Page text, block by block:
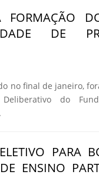
FORMAÇÃO
DE
no final de janeiro,
do
PARA
ENSINO